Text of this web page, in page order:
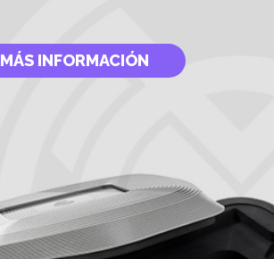
MÁS INFORMACIÓN